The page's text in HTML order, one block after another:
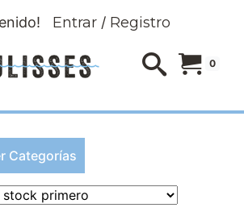
Entrar/ Registro
0
Categorías